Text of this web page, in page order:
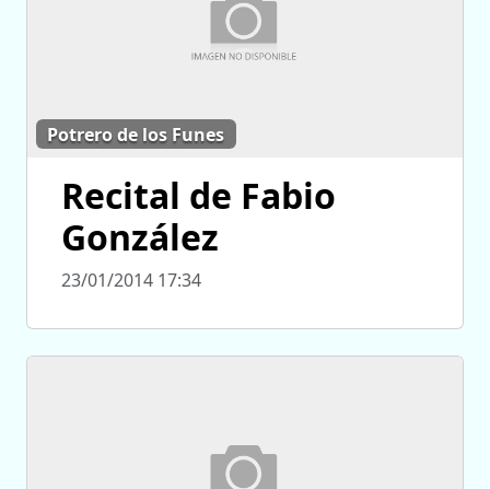
Potrero de los Funes
Recital de Fabio
González
23/01/2014 17:34